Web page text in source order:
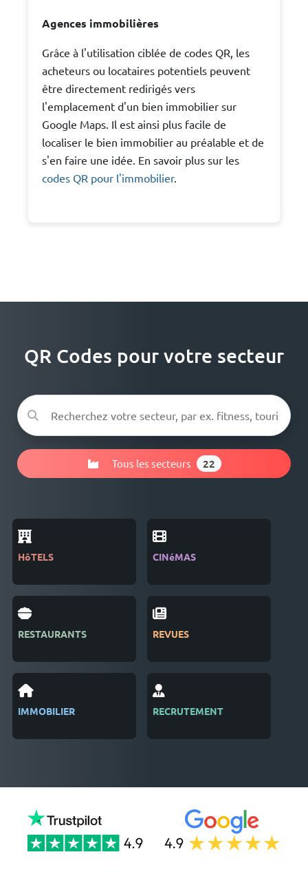
Agences immobilières
Grâce à l'utilisation ciblée de codes QR, les
acheteurs ou locataires potentiels peuvent
être directement redirigés vers
l'emplacement d'un bien immobilier sur
Google Maps. Il est ainsi plus facile de
localiser le bien immobilier au préalable et de
s'en faire une idée. En savoir plus sur les
codes QR pour l'immobilier.
QR Codes pour votre secteur
Tous les secteurs 22
HôTELS
RESTAURANTS
IMMOBILIER
CINéMAS
REVUES
RECRUTEMENT